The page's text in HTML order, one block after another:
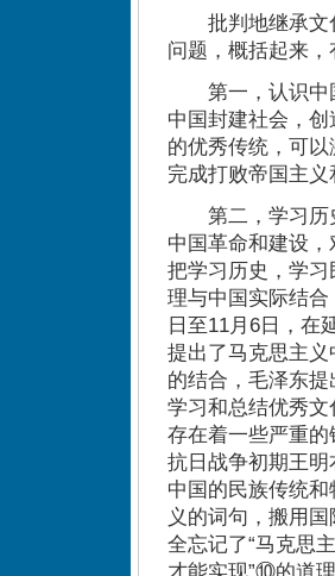
批判地继承文化
问题，概括起来，
第一，认识中国
中国封建社会，
的优秀传统，可
完成打败帝国主
第二，学习历史
中国革命和建设
把学习历史，学
理与中国实际结
日至11月6日，在
提出了马克思主
的结合，毛泽东
学习和总结优秀
存在着一些严重
抗日战争初期王
中国的民族传统
义的词句，搬用
全忘记了“马克思